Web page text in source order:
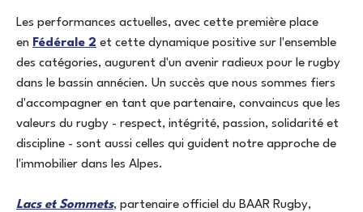
Les performances actuelles, avec cette première place
en Fédérale 2 et cette dynamique positive sur l'ensemble
des catégories, augurent d'un avenir radieux pour le rugby
dans le bassin annécien. Un succès que nous sommes fiers
d'accompagner en tant que partenaire, convaincus que les
valeurs du rugby - respect, intégrité, passion, solidarité et
discipline - sont aussi celles qui guident notre approche de
l'immobilier dans les Alpes.
Lacs et Sommets, partenaire officiel du BAAR Rugby,